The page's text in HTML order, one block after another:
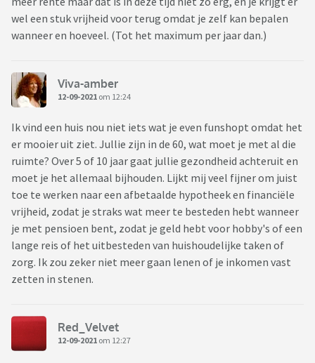
wel een stuk vrijheid voor terug omdat je zelf kan bepalen
wanneer en hoeveel. (Tot het maximum per jaar dan.)
Viva-amber
12-09-2021 om 12:24
Ik vind een huis nou niet iets wat je even funshopt omdat het
er mooier uit ziet. Jullie zijn in de 60, wat moet je met al die
ruimte? Over 5 of 10 jaar gaat jullie gezondheid achteruit en
moet je het allemaal bijhouden. Lijkt mij veel fijner om juist
toe te werken naar een afbetaalde hypotheek en financiële
vrijheid, zodat je straks wat meer te besteden hebt wanneer
je met pensioen bent, zodat je geld hebt voor hobby's of een
lange reis of het uitbesteden van huishoudelijke taken of
zorg. Ik zou zeker niet meer gaan lenen of je inkomen vast
zetten in stenen.
Red_Velvet
12-09-2021 om 12:27